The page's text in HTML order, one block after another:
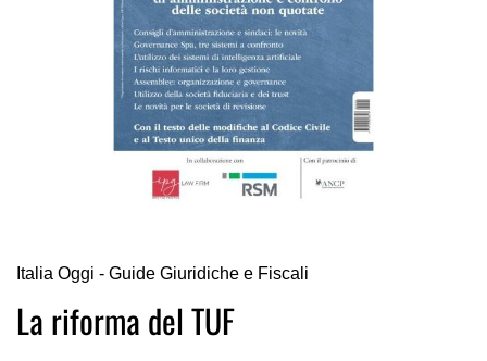
all'inizio
della
galleria
Italia Oggi - Guide Giuridiche e Fiscali
La riforma del TUF